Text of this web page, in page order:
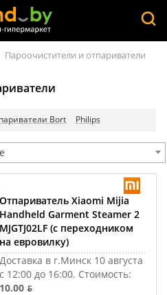
Пароочистители и отпариватели
Bort Philips
Отпариватель Xiaomi Mijia
Handheld Garment Steamer 2
MJGTJ02LF (с переходником
на евровилку)
Доставка в г.Минск 10 августа
с 12:00 до 16:00. Стоимость:
10.00 ƃ